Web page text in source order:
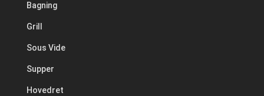
Bagning
Grill
Sous Vide
Supper
Hovedret